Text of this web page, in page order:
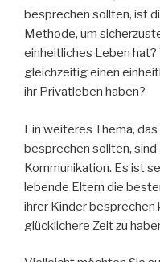
besprechen sollten, ist
Methode, um
einheitliches Leben
gleichzeitig einen
ihr Privatleben haben?
Ein weiteres Thema,
besprechen sollten,
Kommunikation. Es ist
lebende Eltern die
ihrer Kinder besprechen
glücklichere Zeit zu